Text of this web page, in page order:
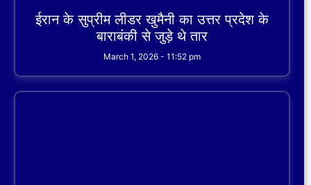
ईरान के सुप्रीम लीडर खुमैनी का उत्तर प्रदेश के
बाराबंकी से जुड़े थे तार
March 1, 2026 11:52 pm